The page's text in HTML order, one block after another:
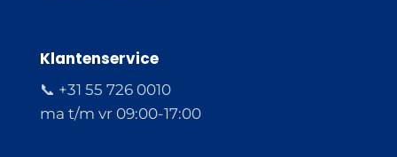
Klantenservice
📞 +31 55 726 0010
ma t/m vr 09:00-17:00